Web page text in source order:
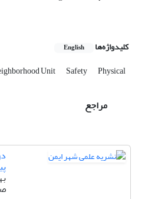
کلیدواژه‌ها English
Unit Safety Physical
مراجع